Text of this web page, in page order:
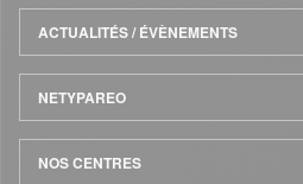
ACTUALITÉS / ÉVÈNEMENTS
NETYPAREO
NOS CENTRES